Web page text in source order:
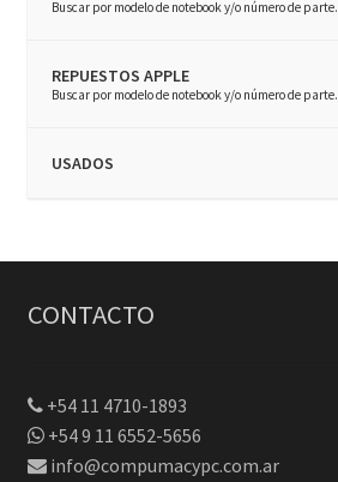
Buscar por modelo de notebook y/o número de parte.
REPUESTOS APPLE
–
Buscar por modelo de notebook y/o número de parte.
USADOS
CONTACTO
+54 11 4710-1893
+54 9 11 6552-5656
info@compumacypc.com.ar